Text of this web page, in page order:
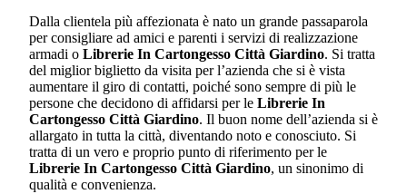
Dalla clientela più affezionata è nato un grande passaparola
per consigliare ad amici e parenti i servizi di realizzazione
armadi o Librerie In Cartongesso Città Giardino. Si tratta
del miglior biglietto da visita per l’azienda che si è vista
aumentare il giro di contatti, poiché sono sempre di più le
persone che decidono di affidarsi per le Librerie In
Cartongesso Città Giardino. Il buon nome dell’azienda si è
allargato in tutta la città, diventando noto e conosciuto. Si
tratta di un vero e proprio punto di riferimento per le
Librerie In Cartongesso Città Giardino, un sinonimo di
qualità e convenienza.